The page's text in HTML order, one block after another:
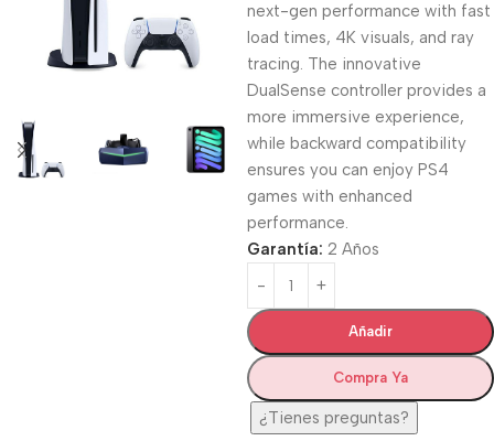
next-gen performance with fast
load times, 4K visuals, and ray
tracing. The innovative
DualSense controller provides a
more immersive experience,
while backward compatibility
ensures you can enjoy PS4
games with enhanced
performance.
Garantía: 2 Años
Añadir
Compra Ya
¿Tienes preguntas?